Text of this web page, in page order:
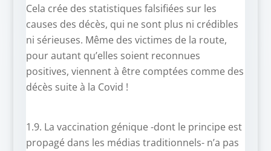
Cela crée des statistiques falsifiées sur les
causes des décès, qui ne sont plus ni crédibles
ni sérieuses. Même des victimes de la route,
pour autant qu’elles soient reconnues
positives, viennent à être comptées comme des
décès suite à la Covid !
1.9. La vaccination génique -dont le principe est
propagé dans les médias traditionnels- n’a pas